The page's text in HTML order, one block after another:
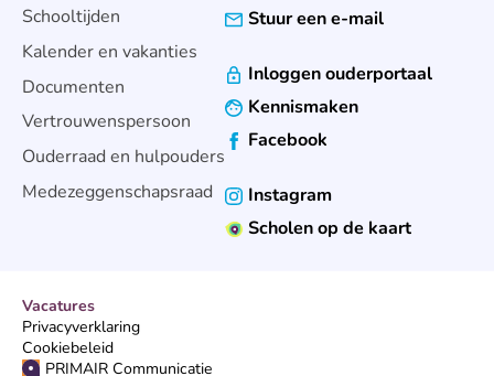
Schooltijden
Kalender en vakanties
Documenten
Vertrouwenspersoon
Ouderraad en hulpouders
Medezeggenschapsraad
Stuur een e-mail
Inloggen ouderportaal
Kennismaken
Facebook
Instagram
Scholen op de kaart
Vacatures
Privacyverklaring
Cookiebeleid
PRIMAIR Communicatie